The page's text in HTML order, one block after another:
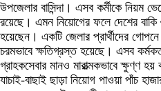
উপজেলার বাসিন্দা। এসব কর্মীকে নিয়ম
রয়েছে। এমন নিয়োগের ফলে দেশের বাকি
হয়েছেন। একটি জেলার প্রার্থীদের
চরমভাবে ক্ষতিগ্রস্ত হয়েছে। এসব
গ্রাহকসেবার মানও মারাত্মকভাবে ক্ষুণ্ণ
যাচাই-বাছাই ছাড়া নিয়োগ পাওয়া পাঁচ